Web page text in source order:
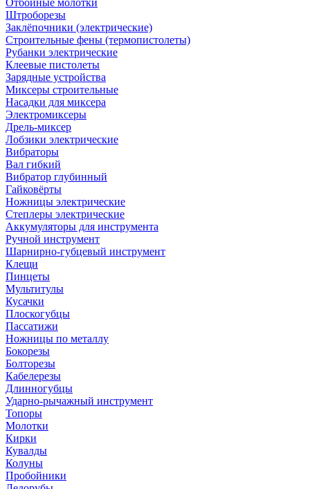
Отбойные молотки
Штроборезы
Заклёпочники (электрические)
Строительные фены (термопистолеты)
Рубанки электрические
Клеевые пистолеты
Зарядные устройства
Миксеры строительные
Насадки для миксера
Электромиксеры
Дрель-миксер
Лобзики электрические
Вибраторы
Вал гибкий
Вибратор глубинный
Гайковёрты
Ножницы электрические
Степлеры электрические
Аккумуляторы для инструмента
Ручной инструмент
Шарнирно-губцевый инструмент
Клещи
Пинцеты
Мультитулы
Кусачки
Плоскогубцы
Пассатижи
Ножницы по металлу
Бокорезы
Болторезы
Кабелерезы
Длинногубцы
Ударно-рычажный инструмент
Топоры
Молотки
Кирки
Кувалды
Колуны
Пробойники